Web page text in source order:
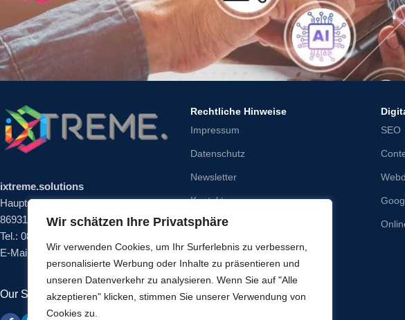
Wir schätzen Ihre Privatsphäre
Wir verwenden Cookies, um Ihr Surferlebnis zu verbessern,
personalisierte Werbung oder Inhalte zu präsentieren und
unseren Datenverkehr zu analysieren. Wenn Sie auf "Alle
akzeptieren" klicken, stimmen Sie unserer Verwendung von
Cookies zu.
ixtreme.solutions
Hauptstrasse 18
86931 Prittriching
Tel.: 08206/466 97 94
E-Mail:
office@ixtreme.solutions
Our Social Links:
Rechtliche Hinweise
Impressum
Datenschutz
Newsletter
Kontakt
Mein Konto
Widerrufsrecht
SEO